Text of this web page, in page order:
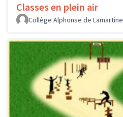
Classes en plein air
Collège Alphonse de Lamartine